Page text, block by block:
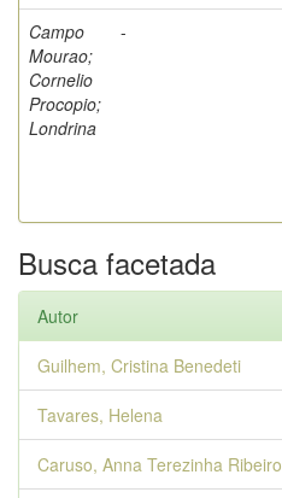
Campo
Mourao;
Cornelio
Procopio;
Londrina
-
Busca facetada
Autor
Guilhem, Cristina Benedeti
Tavares, Helena
Caruso, Anna Terezinha Ribeiro